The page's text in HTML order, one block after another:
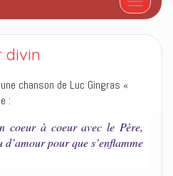
Afficher/
divin
chanson de Luc Gingras «
:
coeur à coeur avec le Père,
d’amour pour que s’enflamme